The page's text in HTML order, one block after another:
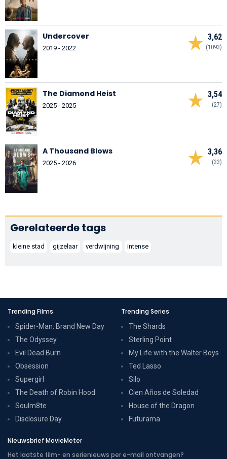
3,62
(1093)
Undercover
2019 - 2022
3,54
(27)
The Diamond Heist
2025 - 2025
3,36
(33)
A Thousand Blows
2025 - 2026
Gerelateerde tags
kleine stad gijzelaar verdwijning intense
Trending Films
Spider-Man: Brand New Day
The Odyssey
Evil Dead Burn
Obsession
Supergirl
The Death of Robin Hood
Soulm8te
Disclosure Day
Trending Series
The Shards
Sterling Point
My Life with the Walter Boys
Ted Lasso
Silo
Cien Años de Soledad
House of the Dragon
Futurama
Nieuwsbrief MovieMeter
Het laatste film- en serienieuws per e-mail ontvangen?